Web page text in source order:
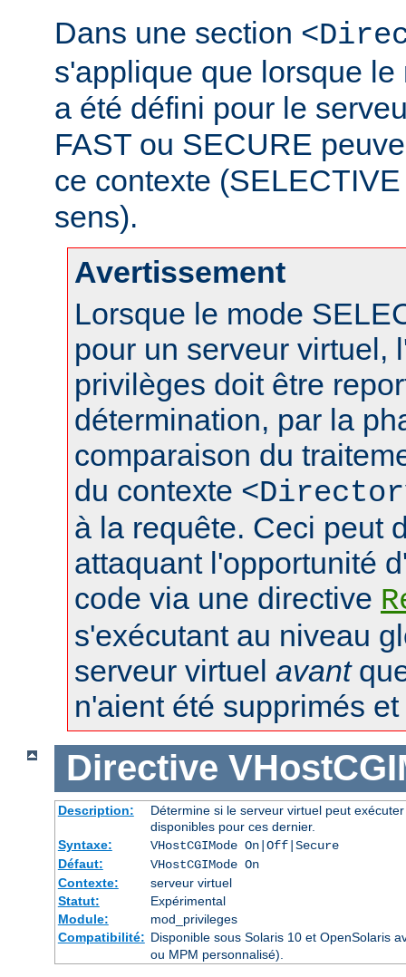
Dans une section
s'applique que lorsque
a été défini pour le
FAST ou SECURE
ce contexte
sens).
Avertissement
Lorsque le mode
pour un serveur virtuel,
privilèges doit être
détermination, par la
comparaison du
du contexte
à la requête. Ceci peut
attaquant l'opportunité
code via une directive
s'exécutant au niveau
serveur virtuel avant
n'aient été supprimés
Directive
Description:
Détermine si le serveur virtuel peut
disponibles pour ces dernier.
Syntaxe:
VHostCGIMode On|Off|Secure
Défaut:
VHostCGIMode On
Contexte:
serveur virtuel
Statut:
Expérimental
Module:
mod_privileges
Compatibilité: Disponible sous Solaris 10 et OpenSolaris
ou MPM personnalisé).